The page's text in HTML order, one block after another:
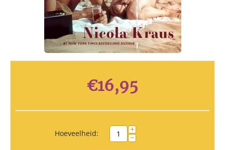
€16,95
Hoeveelheid: +
−